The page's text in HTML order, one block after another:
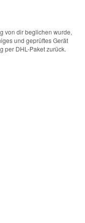
von dir beglichen wurde,
und geprüftes Gerät
per DHL-Paket zurück.